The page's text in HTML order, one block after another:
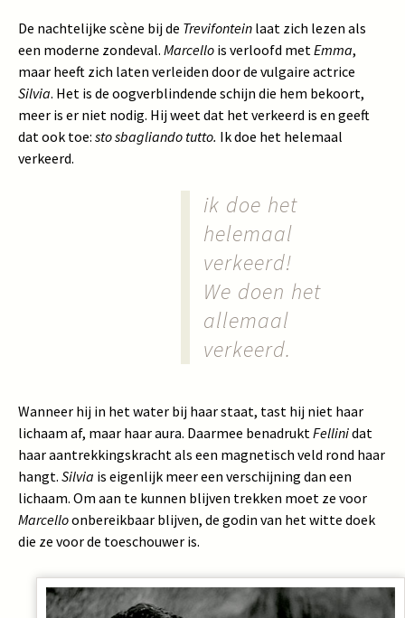
De nachtelijke scène bij de Trevifontein laat zich lezen als
een moderne zondeval. Marcello is verloofd metEmma,
maar heeft zich laten verleiden door de vulgaire actrice
Silvia. Het is de oogverblindende schijn die hem bekoort,
meer is er niet nodig. Hij weet dat het verkeerd is en geeft
dat ook toe: sto sbagliando tutto. Ik doe het helemaal
verkeerd.
ik doe het
helemaal
verkeerd!
We doen het
allemaal
verkeerd.
Wanneer hij in het water bij haar staat, tast hij niet haar
lichaam af, maar haar aura. Daarmee benadruktFellinidat
haar aantrekkingskracht als een magnetisch veld rond haar
hangt. Silvia is eigenlijk meer een verschijning dan een
lichaam. Om aan te kunnen blijven trekken moet ze voor
Marcelloonbereikbaar blijven, de godin van het witte doek
die ze voor de toeschouwer is.